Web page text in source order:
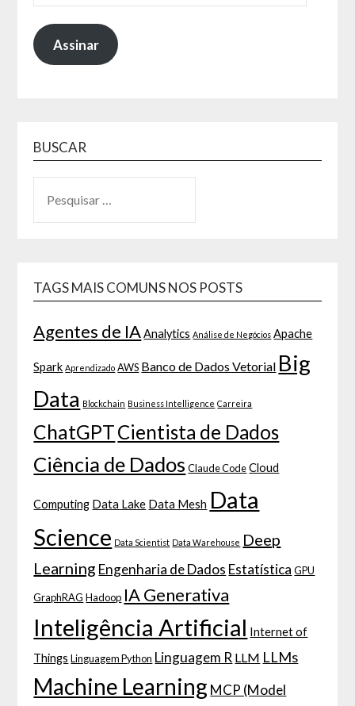
Assinar
BUSCAR
TAGS MAIS COMUNS NOS POSTS
Agentes de IA Analytics Análise de Negócios Apache
Spark Aprendizado AWS Banco de Dados Vetorial Big
Data Blockchain Business Intelligence Carreira
ChatGPTCientista de Dados
Ciência de Dados Claude Code Cloud
Computing Data Lake Data Mesh Data
Science Data Scientist Data Warehouse Deep
Learning Engenharia de Dados Estatística GPU
GraphRAG Hadoop IA Generativa
Inteligência Artificial Internet of
Things Linguagem Python Linguagem R LLM LLMs
Machine Learning MCP (Model